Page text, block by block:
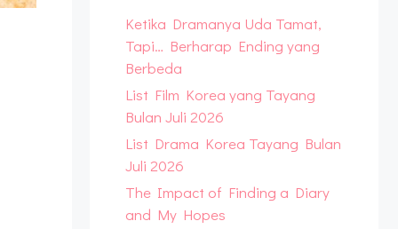
Ketika Dramanya Uda Tamat,
Tapi… Berharap Ending yang
Berbeda
List Film Korea yang Tayang
Bulan Juli 2026
List Drama Korea Tayang Bulan
Juli 2026
The Impact of Finding a Diary
and My Hopes